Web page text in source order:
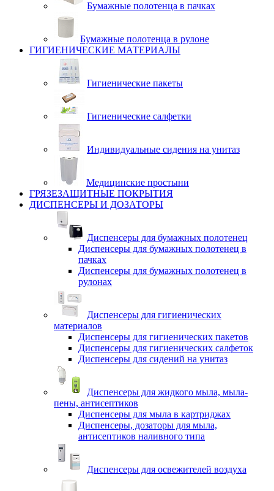
Бумажные полотенца в пачках
Бумажные полотенца в рулоне
ГИГИЕНИЧЕСКИЕ МАТЕРИАЛЫ
Гигиенические пакеты
Гигиенические салфетки
Индивидуальные сидения на унитаз
Медицинские простыни
ГРЯЗЕЗАЩИТНЫЕ ПОКРЫТИЯ
ДИСПЕНСЕРЫ И ДОЗАТОРЫ
Диспенсеры для бумажных полотенец
Диспенсеры для бумажных полотенец в
пачках
Диспенсеры для бумажных полотенец в
рулонах
Диспенсеры для гигиенических
материалов
Диспенсеры для гигиенических пакетов
Диспенсеры для гигиенических салфеток
Диспенсеры для сидений на унитаз
Диспенсеры для жидкого мыла, мыла-
пены, антисептиков
Диспенсеры для мыла в картриджах
Диспенсеры, дозаторы для мыла,
антисептиков наливного типа
Диспенсеры для освежителей воздуха